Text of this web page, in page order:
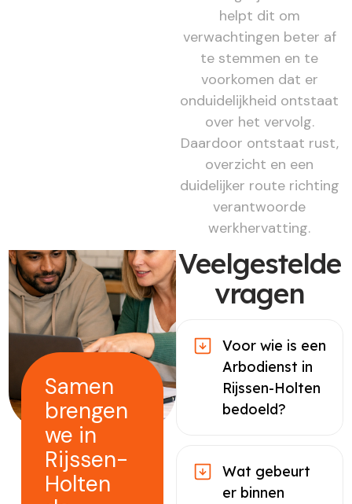
helpt dit om
verwachtingen beter af
te stemmen en te
voorkomen dat er
onduidelijkheid ontstaat
over het vervolg.
Daardoor ontstaat rust,
overzicht en een
duidelijker route richting
verantwoorde
werkhervatting.
Samen
brengen
we in
Rijssen-
Holten
Veelgestelde
vragen
Voor wie is een
Arbodienst in
Rijssen-Holten
bedoeld?
Wat gebeurt
er binnen